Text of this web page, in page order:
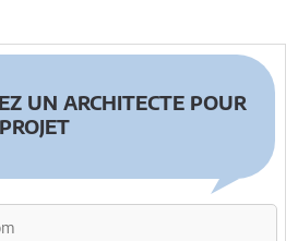
UN ARCHITECTE POUR